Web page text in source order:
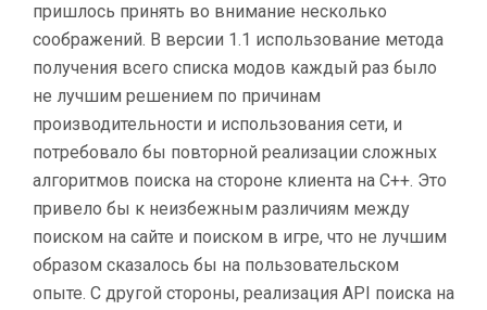
пришлось принять во внимание несколько
соображений. В версии 1.1 использование метода
получения всего списка модов каждый раз было
не лучшим решением по причинам
производительности и использования сети, и
потребовало бы повторной реализации сложных
алгоритмов поиска на стороне клиента на C++. Это
привело бы к неизбежным различиям между
поиском на сайте и поиском в игре, что не лучшим
образом сказалось бы на пользовательском
опыте. С другой стороны, реализация API поиска на